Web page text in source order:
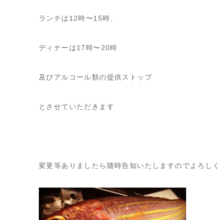
ランチは12時〜15時、
ディナーは17時〜20時
及びアルコール類の提供ストップ
とさせていただきます
変更等ありましたら随時告知いたしますのでよろしく